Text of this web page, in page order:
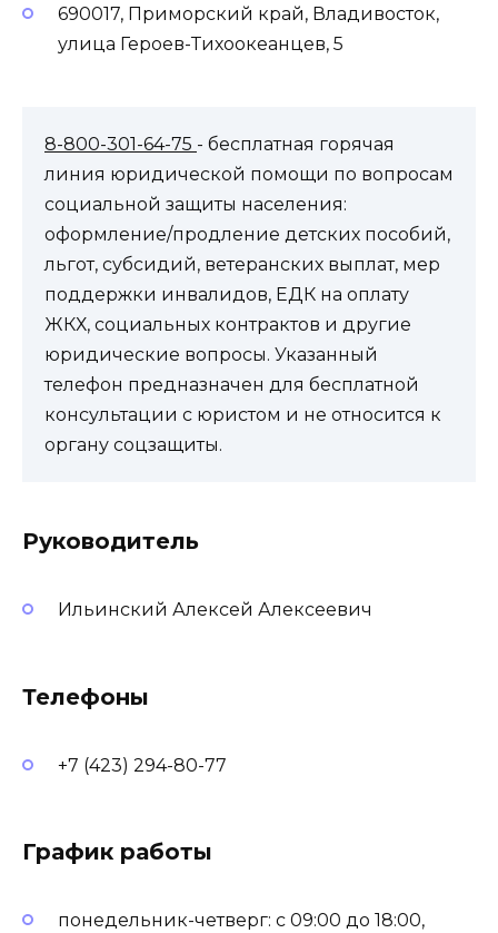
690017, Приморский край, Владивосток,
улица Героев-Тихоокеанцев, 5
8-800-301-64-75 - бесплатная горячая
линия юридической помощи по вопросам
социальной защиты населения:
оформление/продление детских пособий,
льгот, субсидий, ветеранских выплат, мер
поддержки инвалидов, ЕДК на оплату
ЖКХ, социальных контрактов и другие
юридические вопросы. Указанный
телефон предназначен для бесплатной
консультации с юристом и не относится к
органу соцзащиты.
Руководитель
Ильинский Алексей Алексеевич
Телефоны
+7 (423) 294-80-77
График работы
понедельник-четверг: с 09:00 до 18:00,